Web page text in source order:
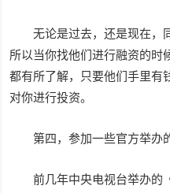
无论是过去，还是现在，
所以当你找他们进行融资的时
都有所了解，只要他们手里有
对你进行投资。
第四，参加一些官方举办
前几年中央电视台举办的